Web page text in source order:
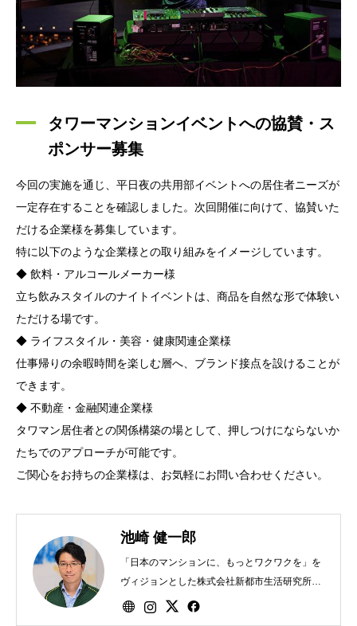
タワーマンションイベントへの協賛・ス
ポンサー募集
今回の実施を通じ、平日夜の共用部イベントへの居住者ニーズが
一定存在することを確認しました。次回開催に向けて、協賛いた
だける企業様を募集しています。
特に以下のような企業様との取り組みをイメージしています。
◆ 飲料・アルコールメーカー様
立ち飲みスタイルのナイトイベントは、商品を自然な形で体験い
ただける場です。
◆ ライフスタイル・美容・健康関連企業様
仕事帰りの余暇時間を楽しむ層へ、ブランド接点を設けることが
できます。
◆ 不動産・金融関連企業様
タワマン居住者との関係構築の場として、押しつけにならないか
たちでのアプローチが可能です。
ご関心をお持ちの企業様は、お気軽にお問い合わせください。
池崎 健一郎
「日本のマンションに、もっとワクワクを」を
ヴィジョンとした株式会社新都市生活研究所を
2021年に創業、同代表取締役。